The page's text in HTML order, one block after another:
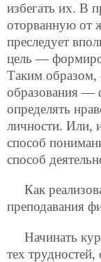
избегать их. В
оторванную от
преследует
цель —
Таким образом,
образования —
определять
личности. Или,
способ
способ
Как
преподавания
Начинать
тех